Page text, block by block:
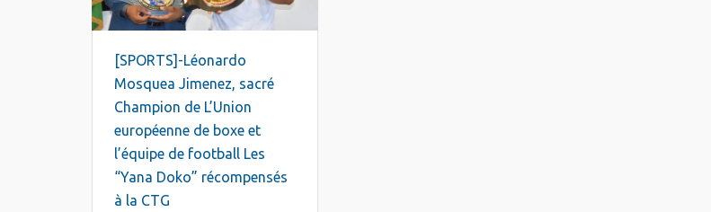
[SPORTS]-Léonardo
Mosquea Jimenez, sacré
Champion de L’Union
européenne de boxe et
l’équipe de football Les
“Yana Doko” récompensés
à la CTG